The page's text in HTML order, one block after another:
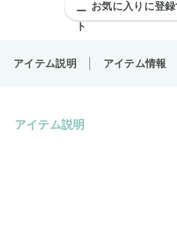
お気に入りに登
アイテム説明 アイテム情報
アイテム説明